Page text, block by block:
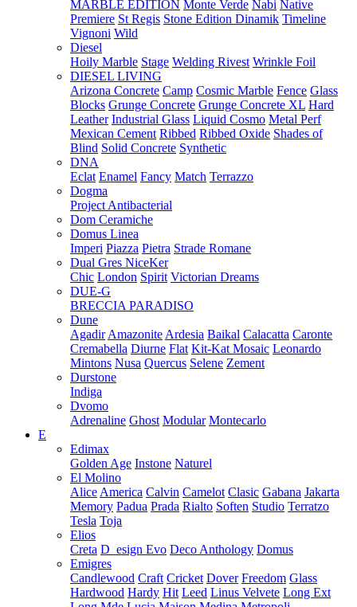
MARBLE EDITION Monte Verde Nabi Native
Premiere St Regis Stone Edition Dinamik Timeline
Vignoni Wild
Diesel
Hoily Marble Stage Welding Rivest Wrinkle Foil
DIESEL LIVING
Arizona Concrete Camp Cosmic Marble Fence Glass
Blocks Grunge Concrete Grunge Concrete XL Hard
Leather Industrial Glass Liquid Cosmo Metal Perf
Mexican Cement Ribbed Ribbed Oxide Shades of
Blind Solid Concrete Synthetic
DNA
Eclat Enamel Fancy Match Terrazzo
Dogma
Project Antibacterial
Dom Ceramiche
Domus Linea
Imperi Piazza Pietra Strade Romane
Dual Gres NiceKer
Chic London Spirit Victorian Dreams
DUE-G
BRECCIA PARADISO
Dune
Agadir Amazonite Ardesia Baikal Calacatta Caronte
Cremabella Diurne Flat Kit-Kat Mosaic Leonardo
Mintons Nusa Quercus Selene Zement
Durstone
Indiga
Dvomo
Adrenaline Ghost Modular Montecarlo
E
Edimax
Golden Age Instone Naturel
El Molino
Alice America Calvin Camelot Clasic Gabana Jakarta
Memory Padua Prada Rialto Soften Studio Terratzo
Tesla Toja
Elios
Creta D_esign Evo Deco Anthology Domus
Emigres
Candlewood Craft Cricket Dover Freedom Glass
Hardwood Hardy Hit Leed Linus Velvete Long Ext